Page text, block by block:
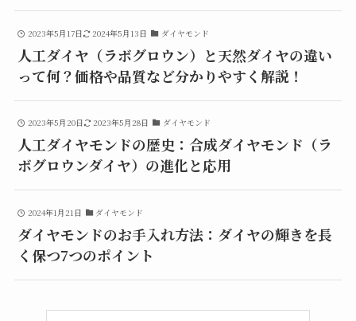
2023年5月17日 2024年5月13日 ダイヤモンド
人工ダイヤ（ラボグロウン）と天然ダイヤの違い
って何？価格や品質など分かりやすく解説！
2023年5月20日 2023年5月28日 ダイヤモンド
人工ダイヤモンドの歴史：合成ダイヤモンド（ラ
ボグロウンダイヤ）の進化と応用
2024年1月21日 ダイヤモンド
ダイヤモンドのお手入れ方法：ダイヤの輝きを長
く保つ7つのポイント